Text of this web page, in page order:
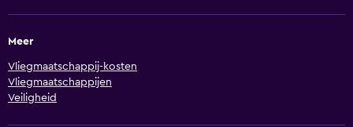
Meer
Vliegmaatschappij-kosten
Vliegmaatschappijen
Veiligheid